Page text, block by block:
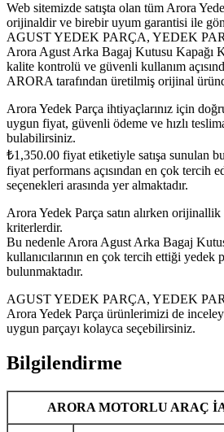
Web sitemizde satışta olan tüm Arora
orijinaldir ve birebir uyum garantisi ile
AGUST YEDEK PARÇA, YEDEK
Arora Agust Arka Bagaj Kutusu Kapağı
kalite kontrolü ve güvenli kullanım
ARORA tarafından üretilmiş orijinal
Arora Yedek Parça ihtiyaçlarınız için
uygun fiyat, güvenli ödeme ve hızlı
bulabilirsiniz.
₺1,350.00 fiyat etiketiyle satışa sunulan
fiyat performans açısından en çok tercih
seçenekleri arasında yer almaktadır.
Arora Yedek Parça satın alırken
kriterlerdir.
Bu nedenle Arora Agust Arka Bagaj
kullanıcılarının en çok tercih ettiği yedek
bulunmaktadır.
AGUST YEDEK PARÇA, YEDEK
Arora Yedek Parça ürünlerimizi de
uygun parçayı kolayca seçebilirsiniz.
Bilgilendirme
ARORA MOTORLU ARAÇ